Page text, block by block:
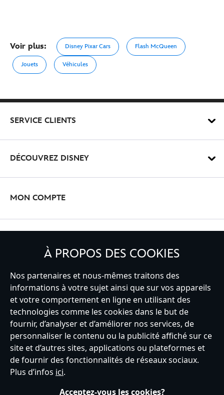
Voir plus: Disney Pixar Cars Flash McQueen
Jouets Véhicules
SERVICE CLIENTS
DÉCOUVREZ DISNEY
MON COMPTE
France
Service clients Conditions d’utilisation
Trouver un magasin
Plan du site
Règles de respect de la vie privée
Politique de cookies
Notice relative à la confidentialité
Conditions générales de vente
À PROPOS DES COOKIES
Nos partenaires et nous-mêmes traitons des
informations à votre sujet ainsi que sur vos appareils
et votre comportement en ligne en utilisant des
technologies comme les cookies dans le but de
fournir, d’analyser et d’améliorer nos services, de
personnaliser le contenu ou la publicité affiché sur ce
site et d’autres sites, applications ou plateformes et
de fournir des fonctionnalités de réseaux sociaux.
Plus d’infos ici.
Acceptez-vous les cookies?